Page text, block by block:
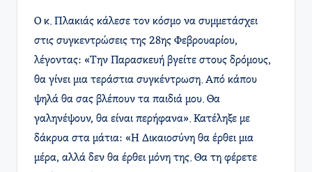
Ο κ. Πλακιάς κάλεσε τον κόσμο να συμμετάσχει
στις συγκεντρώσεις της 28ης Φεβρουαρίου,
λέγοντας: «Την Παρασκευή βγείτε στους δρόμους,
θα γίνει μια τεράστια συγκέντρωση. Από κάπου
ψηλά θα σας βλέπουν τα παιδιά μου. Θα
γαληνέψουν, θα είναι περήφανα». Κατέληξε με
δάκρυα στα μάτια: «Η Δικαιοσύνη θα έρθει μια
μέρα, αλλά δεν θα έρθει μόνη της. Θα τη φέρετε